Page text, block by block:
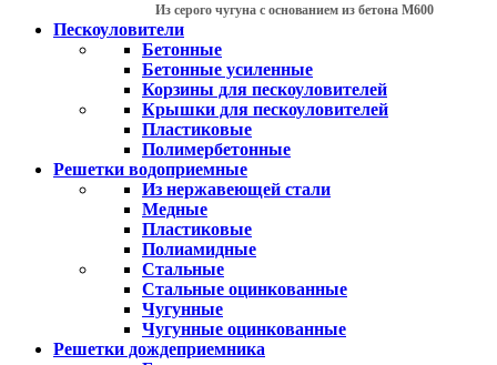
Из серого чугуна с основанием из бетона М600
Пескоуловители
Бетонные
Бетонные усиленные
Корзины для пескоуловителей
Крышки для пескоуловителей
Пластиковые
Полимербетонные
Решетки водоприемные
Из нержавеющей стали
Медные
Пластиковые
Полиамидные
Стальные
Стальные оцинкованные
Чугунные
Чугунные оцинкованные
Решетки дождеприемника